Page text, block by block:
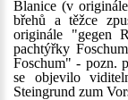
Blanice (v
břehů a těžce
originále "gegen
pachtýřky
Foschum" - pozn.
se objevilo
Steingrund zum